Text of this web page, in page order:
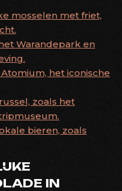
mosselen met friet,
Warandepark en
het iconische
zoals het
bieren, zoals
IN